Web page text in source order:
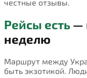
честные отзывы.
Рейсы есть —
неделю
Маршрут между
быть экзотикой.